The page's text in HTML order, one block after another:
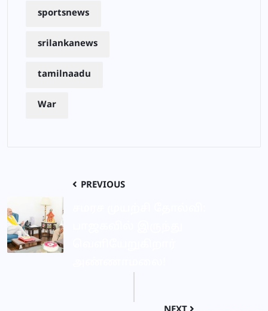
sportsnews
srilankanews
tamilnaadu
War
PREVIOUS